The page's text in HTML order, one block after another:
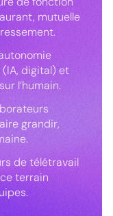
mutuelle
digital) et
l’humain.
grandir,
de télétravail
terrain